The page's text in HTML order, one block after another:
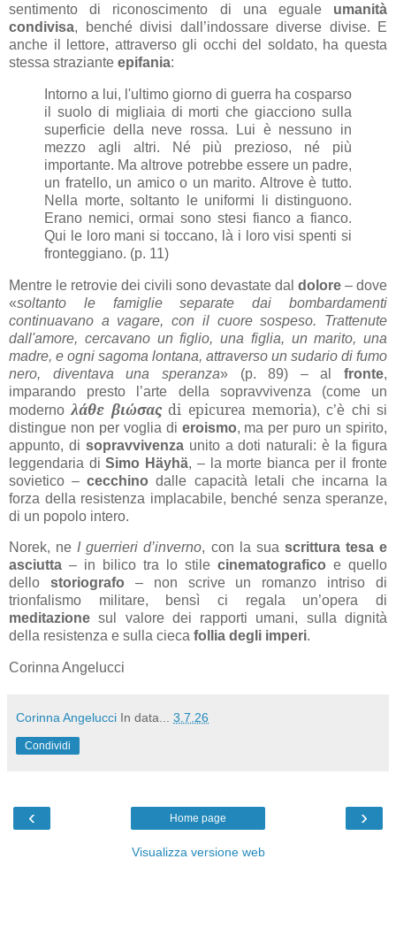
sentimento di riconoscimento di una eguale umanità
condivisa, benché divisi dall’indossare diverse divise. E
anche il lettore, attraverso gli occhi del soldato, ha questa
stessa straziante epifania:
Intorno a lui, l'ultimo giorno di guerra ha cosparso
il suolo di migliaia di morti che giacciono sulla
superficie della neve rossa. Lui è nessuno in
mezzo agli altri. Né più prezioso, né più
importante. Ma altrove potrebbe essere un padre,
un fratello, un amico o un marito. Altrove è tutto.
Nella morte, soltanto le uniformi li distinguono.
Erano nemici, ormai sono stesi fianco a fianco.
Qui le loro mani si toccano, là i loro visi spenti si
fronteggiano. (p. 11)
Mentre le retrovie dei civili sono devastate dal dolore – dove
«soltanto le famiglie separate dai bombardamenti
continuavano a vagare, con il cuore sospeso. Trattenute
dall'amore, cercavano un figlio, una figlia, un marito, una
madre, e ogni sagoma lontana, attraverso un sudario di fumo
nero, diventava una speranza» (p. 89) – al fronte,
imparando presto l’arte della sopravvivenza (come un
modernoλάθε βιώσας di epicurea memoria), c’è chi si
distingue non per voglia di eroismo, ma per puro un spirito,
appunto, di sopravvivenza unito a doti naturali: è la figura
leggendaria diSimo Häyhä, – la morte bianca per il fronte
sovietico –cecchinodalle capacità letali che incarna la
forza della resistenza implacabile, benché senza speranze,
di un popolo intero.
Norek, ne I guerrieri d’inverno, con la sua scrittura tesa e
asciutta – in bilico tra lo stile cinematografico e quello
dello storiografo – non scrive un romanzo intriso di
trionfalismo militare, bensì ci regala un’opera di
meditazionesul valore dei rapporti umani, sulla dignità
della resistenza e sulla cieca follia degli imperi.
Corinna Angelucci
Corinna Angelucci In data... 3.7.26
Condividi
‹ ›
Home page
Visualizza versione web